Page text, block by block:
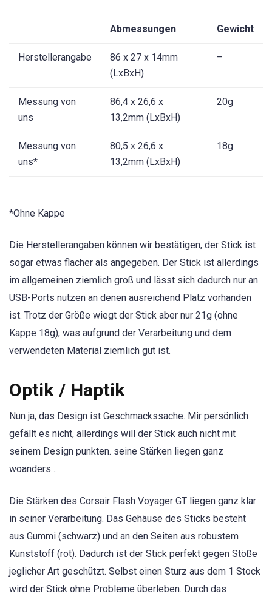
Abmessungen Gewicht
Herstellerangabe
86 x 27 x 14mm
(LxBxH)
–
Messung von
uns
86,4 x 26,6 x
13,2mm (LxBxH)
20g
Messung von
uns*
80,5 x 26,6 x
13,2mm (LxBxH)
18g
*Ohne Kappe
Die Herstellerangaben können wir bestätigen, der Stick ist
sogar etwas flacher als angegeben. Der Stick ist allerdings
im allgemeinen ziemlich groß und lässt sich dadurch nur an
USB-Ports nutzen an denen ausreichend Platz vorhanden
ist. Trotz der Größe wiegt der Stick aber nur 21g (ohne
Kappe 18g), was aufgrund der Verarbeitung und dem
verwendeten Material ziemlich gut ist.
Optik / Haptik
Nun ja, das Design ist Geschmackssache. Mir persönlich
gefällt es nicht, allerdings will der Stick auch nicht mit
seinem Design punkten. seine Stärken liegen ganz
woanders…
Die Stärken des Corsair Flash Voyager GT liegen ganz klar
in seiner Verarbeitung. Das Gehäuse des Sticks besteht
aus Gummi (schwarz) und an den Seiten aus robustem
Kunststoff (rot). Dadurch ist der Stick perfekt gegen Stöße
jeglicher Art geschützt. Selbst einen Sturz aus dem 1 Stock
wird der Stick ohne Probleme überleben. Durch das